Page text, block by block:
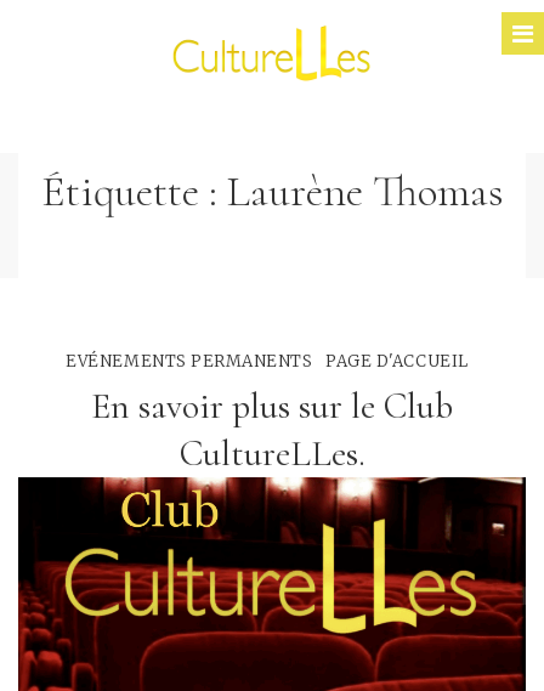
Étiquette : Laurène Thomas
EVÉNEMENTS PERMANENTS PAGE D'ACCUEIL
En savoir plus sur le Club
CultureLLes.